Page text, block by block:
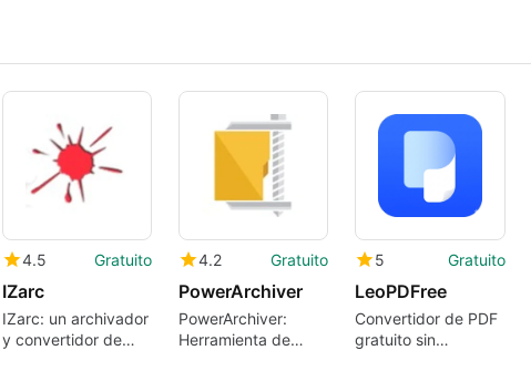
4.5 Gratuito
IZarc
IZarc: un archivador
y convertidor de
4.2 Gratuito
PowerArchiver
PowerArchiver:
Herramienta de
5 Gratuito
LeoPDFree
Convertidor de PDF
gratuito sin